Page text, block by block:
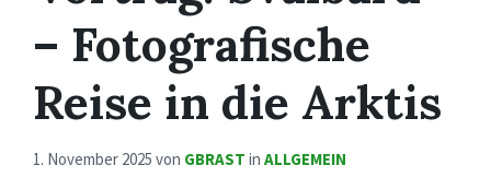
– Fotografische
Reise in die Arktis
1. November 2025 von GBRAST in ALLGEMEIN